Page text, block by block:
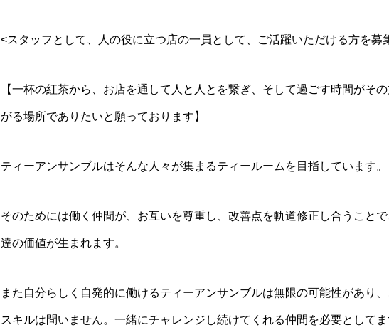
<スタッフとして、人の役に立つ店の一員として、ご活躍いただける方を募
【一杯の紅茶から、お店を通して人と人とを繋ぎ、そして過ごす時間がそ
がる場所でありたいと願っております】
ティーアンサンブルはそんな人々が集まるティールームを目指しています。
そのためには働く仲間が、お互いを尊重し、改善点を軌道修正し合うこと
達の価値が生まれます。
また自分らしく自発的に働けるティーアンサンブルは無限の可能性があり
スキルは問いません。一緒にチャレンジし続けてくれる仲間を必要として